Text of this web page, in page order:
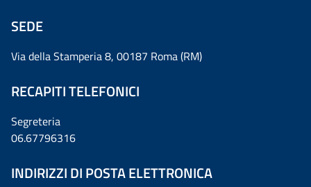
SEDE
Via della Stamperia 8, 00187 Roma (RM)
RECAPITI TELEFONICI
Segreteria
06.67796316
INDIRIZZI DI POSTA ELETTRONICA